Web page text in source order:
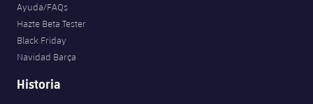
Ayuda/FAQs
Hazte Beta Tester
Black Friday
Navidad Barça
Historia